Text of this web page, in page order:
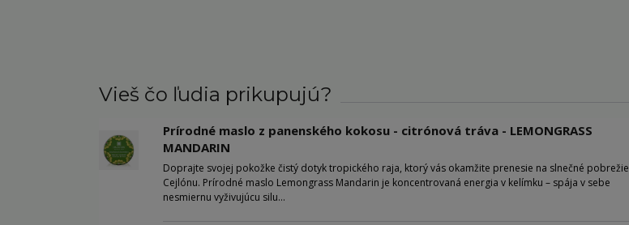
Vieš čo ľudia prikupujú?
Prírodné maslo z panenského kokosu - citrónová tráva - LEMONGRASS
MANDARIN
Doprajte svojej pokožke čistý dotyk tropického raja, ktorý vás okamžite prenesie na slnečné pobrežie
Cejlónu. Prírodné maslo Lemongrass Mandarin je koncentrovaná energia v kelímku – spája v sebe
nesmiernu vyživujúcu silu...